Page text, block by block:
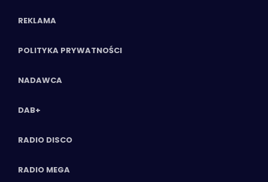
REKLAMA
POLITYKA PRYWATNOŚCI
NADAWCA
DAB+
RADIO DISCO
RADIO MEGA